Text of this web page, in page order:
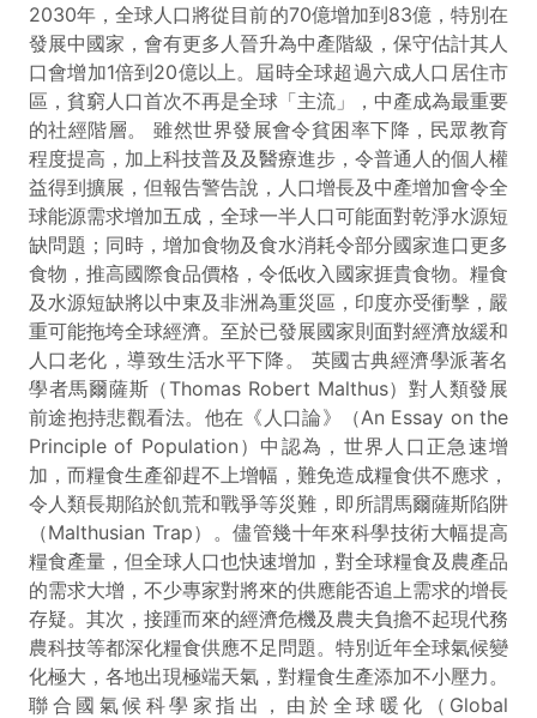
2030年，全球人口將從目前的70億增加到83億，特別在
發展中國家，會有更多人晉升為中產階級，保守估計其人
口會增加1倍到20億以上。屆時全球超過六成人口居住市
區，貧窮人口首次不再是全球「主流」，中產成為最重要
的社經階層。 雖然世界發展會令貧困率下降，民眾教育
程度提高，加上科技普及及醫療進步，令普通人的個人權
益得到擴展，但報告警告說，人口增長及中產增加會令全
球能源需求增加五成，全球一半人口可能面對乾淨水源短
缺問題；同時，增加食物及食水消耗令部分國家進口更多
食物，推高國際食品價格，令低收入國家捱貴食物。糧食
及水源短缺將以中東及非洲為重災區，印度亦受衝擊，嚴
重可能拖垮全球經濟。至於已發展國家則面對經濟放緩和
人口老化，導致生活水平下降。 英國古典經濟學派著名
學者馬爾薩斯（Thomas Robert Malthus）對人類發展
前途抱持悲觀看法。他在《人口論》（An Essay on the
Principle of Population）中認為，世界人口正急速增
加，而糧食生產卻趕不上增幅，難免造成糧食供不應求，
令人類長期陷於飢荒和戰爭等災難，即所謂馬爾薩斯陷阱
（Malthusian Trap）。儘管幾十年來科學技術大幅提高
糧食產量，但全球人口也快速增加，對全球糧食及農產品
的需求大增，不少專家對將來的供應能否追上需求的增長
存疑。其次，接踵而來的經濟危機及農夫負擔不起現代務
農科技等都深化糧食供應不足問題。特別近年全球氣候變
化極大，各地出現極端天氣，對糧食生產添加不小壓力。
聯合國氣候科學家指出，由於全球暖化（Global